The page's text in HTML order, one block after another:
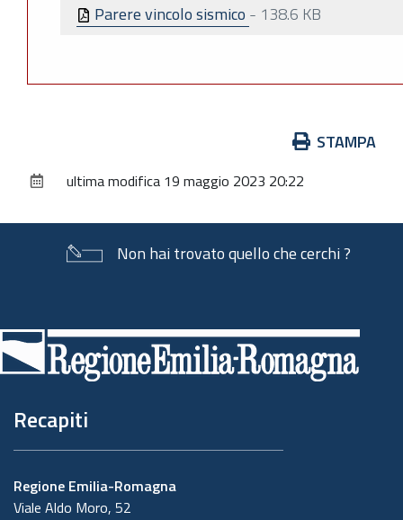
Parere vincolo sismico - 138.6 KB
documento
STAMPA
ultima modifica 19 maggio 2023 20:22
Non hai trovato quello che cerchi ?
di
pagina
Recapiti
Regione Emilia-Romagna
Viale Aldo Moro, 52